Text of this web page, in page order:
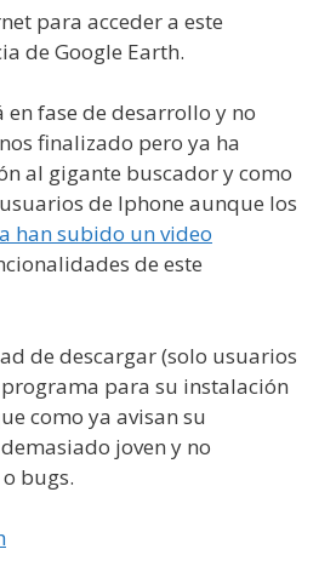
para acceder a este
de Google Earth.
en fase de desarrollo y no
finalizado pero ya ha
al gigante buscador y como
de Iphone aunque los
han subido un video
de este
de descargar (solo usuarios
para su instalación
como ya avisan su
joven y no
bugs.